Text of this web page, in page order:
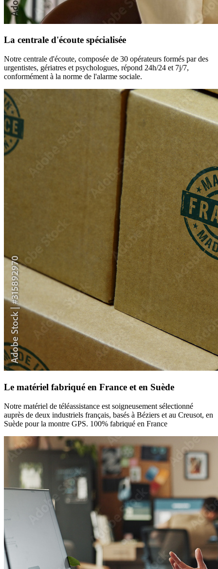
La centrale d'écoute spécialisée
Notre centrale d'écoute, composée de 30 opérateurs formés par des
urgentistes, gériatres et psychologues, répond 24h/24 et 7j/7,
conformément à la norme de l'alarme sociale.
Le matériel fabriqué en France et en Suède
Notre matériel de téléassistance est soigneusement sélectionné
auprès de deux industriels français, basés à Béziers et au Creusot, en
Suède pour la montre GPS. 100% fabriqué en France